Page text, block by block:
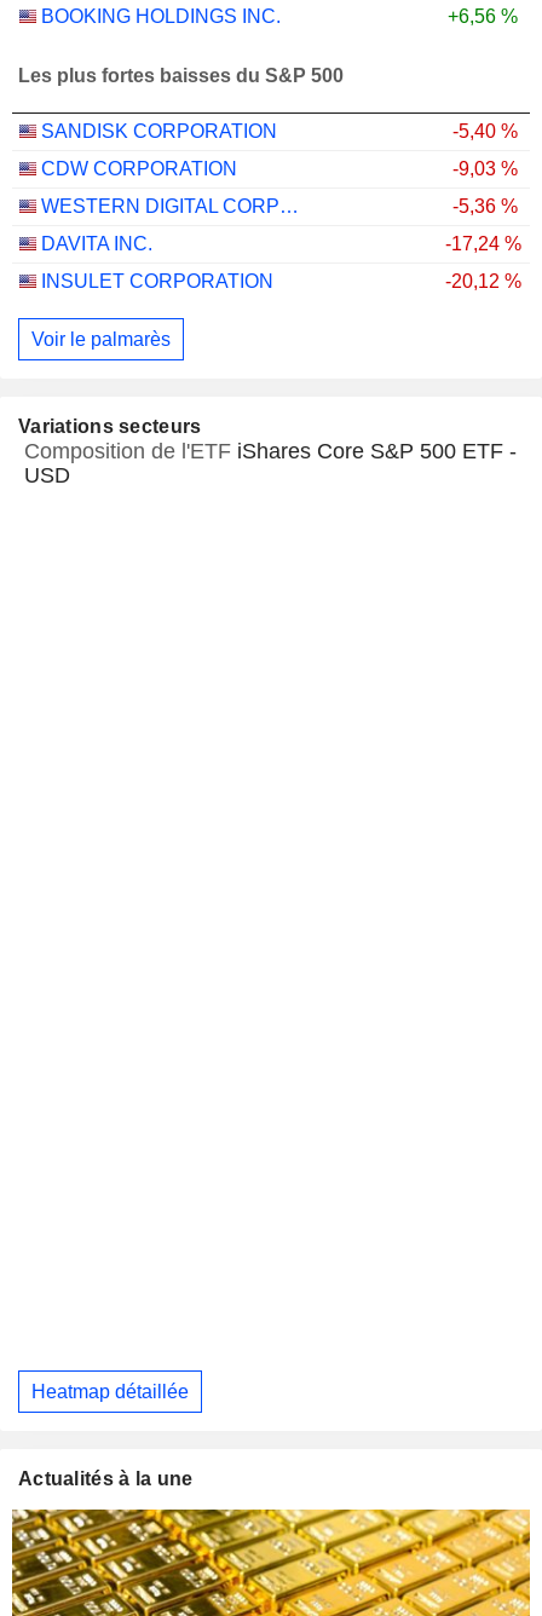
BOOKING HOLDINGS INC. +6,56 %
Les plus fortes baisses du S&P 500
SANDISK CORPORATION
-5,40 %
CDW CORPORATION
-9,03 %
WESTERN DIGITAL CORPORATION
-5,36 %
DAVITA INC.
-17,24 %
INSULET CORPORATION
-20,12 %
Voir le palmarès
Variations secteurs
Composition de l'ETF iShares Core S&P 500 ETF -
USD
Heatmap détaillée
Actualités à la une